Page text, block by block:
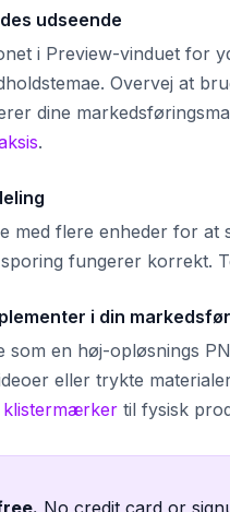
udseende
i Preview-vinduet for
Overvej at
dine
.
med flere enheder for
fungerer korrekt.
i din
som en høj-opløsnings
eller trykte
klistermærker til fysisk
. No credit card or